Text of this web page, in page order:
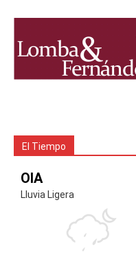
El Tiempo
OIA
Lluvia Ligera